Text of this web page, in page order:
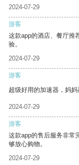
2024-07-29
游客
这款app的酒店、餐厅推
验。
2024-07-29
游客
超级好用的加速器，妈
2024-07-29
游客
这款app的售后服务非常
够放心购物。
2024-07-29